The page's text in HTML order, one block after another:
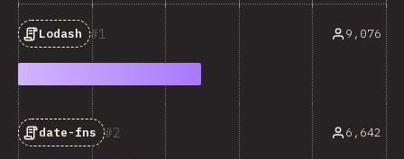
1
Lodash 9,076
2
date-fns 6,642